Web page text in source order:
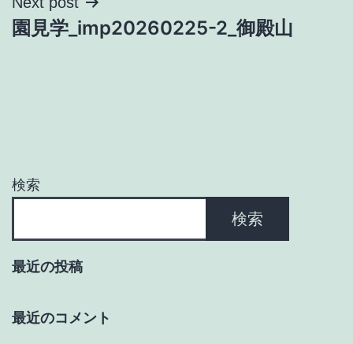
ビ
ョ
園見学_imp20260225-2_御殿山
検索
検索
最近の投稿
最近のコメント